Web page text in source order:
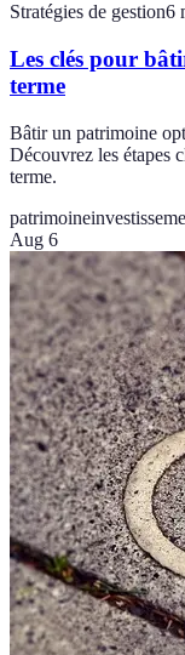
Stratégies de gestion6
Les clés pour
terme
Bâtir un patrimoine
Découvrez les étapes
terme.
patrimoine
Aug 6